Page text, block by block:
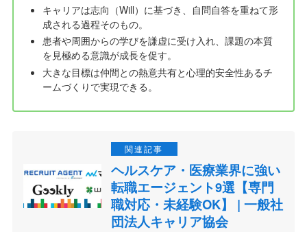
キャリアは志向（Will）に基づき、自問自答を重ねて形
成される過程そのもの。
患者や周囲からの学びを謙虚に受け入れ、課題の本質
を見極める意識が成長を促す。
大きな目標は仲間との熱意共有と心理的安全性あるチ
ームづくりで実現できる。
ヘルスケア・医療業界に強い
転職エージェント9選【専門
職対応・未経験OK】 | 一般社
団法人キャリア協会